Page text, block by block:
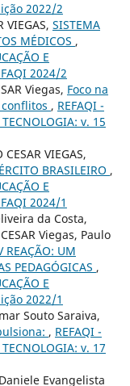
2022/2
VIEGAS, SISTEMA
MÉDICOS ,
E
2024/2
Viegas, Foco na
, REFAQI -
TECNOLOGIA: v. 15
VIEGAS,
BRASILEIRO ,
E
2024/1
da Costa,
Viegas, Paulo
REAÇÃO: UM
PEDAGÓGICAS ,
E
2022/1
Souto Saraiva,
, REFAQI -
TECNOLOGIA: v. 17
Evangelista